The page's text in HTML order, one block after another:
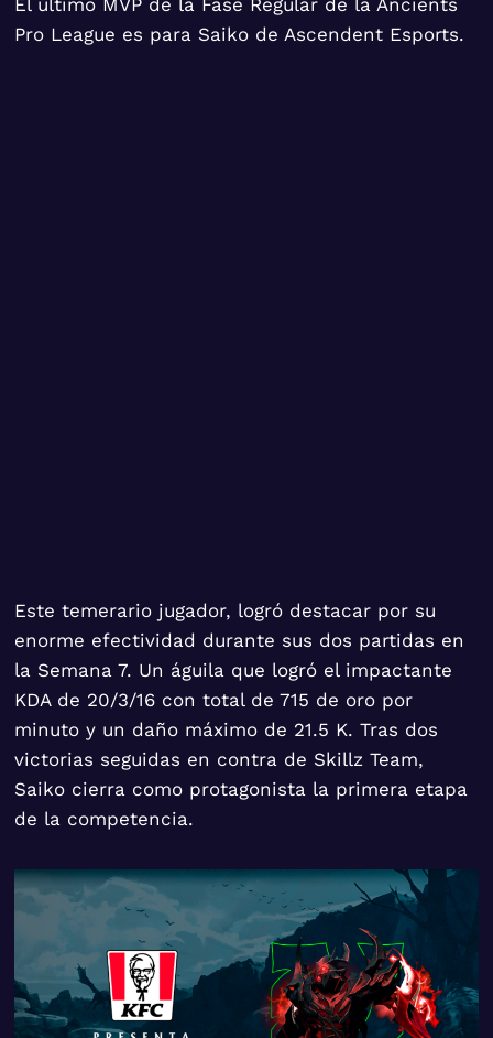
Pro League es para Saiko de Ascendent Esports.
Este temerario jugador, logró destacar por su
enorme efectividad durante sus dos partidas en
la Semana 7. Un águila que logró el impactante
KDA de 20/3/16 con total de 715 de oro por
minuto y un daño máximo de 21.5 K. Tras dos
victorias seguidas en contra de Skillz Team,
Saiko cierra como protagonista la primera etapa
de la competencia.